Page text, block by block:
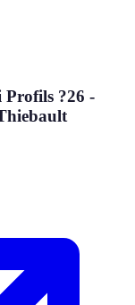
?26 -